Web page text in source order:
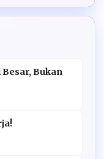
Bukan